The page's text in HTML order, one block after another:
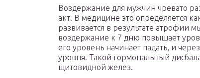
Воздержание для мужчин чревато
акт. В медицине это определяется
развивается в результате атрофии
воздержание к 7 дню повышает
его уровень начинает падать, и
уровня. Такой гормональный
щитовидной желез.